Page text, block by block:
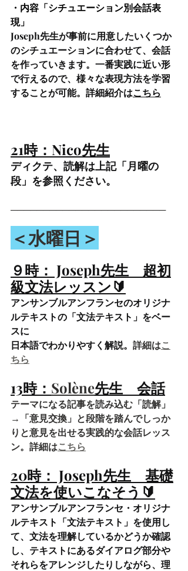
・内容「シチュエーション別会話表
現」
Joseph先生が事前に用意したいくつか
のシチュエーションに合わせて、会話
を作っていきます。一番実践に近い形
で行えるので、様々な表現方法を学習
することが可能。詳細紹介はこちら
21時：Nico先生
ディクテ、読解は上記「月曜の
段」を参照ください。
────────────────────────
＜水曜日＞
９時： Joseph先生 超初
級文法レッスン🔰
アンサンブルアンフランセのオリジナ
ルテキストの「文法テキスト」をベー
スに
日本語でわかりやすく解説。 詳細はこ
ちら
13時： Solène先生 会話
テーマになる記事を読み込む「読解」
→「意見交換」と段階を踏んでしっか
りと意見を出せる実践的な会話レッス
ン。詳細はこちら
20時： Joseph先生　基礎
文法を使いこなそう🔰
アンサンブルアンフランセ・オリジナ
ルテキスト「文法テキスト」を使用し
て、文法を理解しているかどうか確認
し、テキストにあるダイアログ部分や
それらをアレンジしたりしながら、理